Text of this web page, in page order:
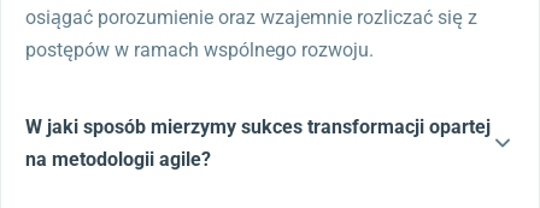
osiągać porozumienie oraz wzajemnie rozliczać się z
postępów w ramach wspólnego rozwoju.
W jaki sposób mierzymy sukces transformacji opartej
na metodologii agile?